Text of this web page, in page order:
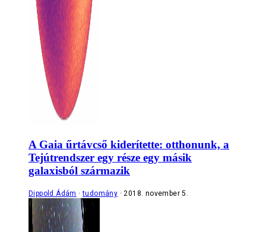
A Gaia űrtávcső kiderítette: otthonunk, a
Tejútrendszer egy része egy másik
galaxisból származik
Dippold Ádám tudomány 2018. november 5.